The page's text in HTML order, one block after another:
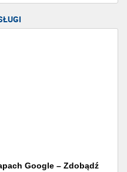
Google – Zdobądź